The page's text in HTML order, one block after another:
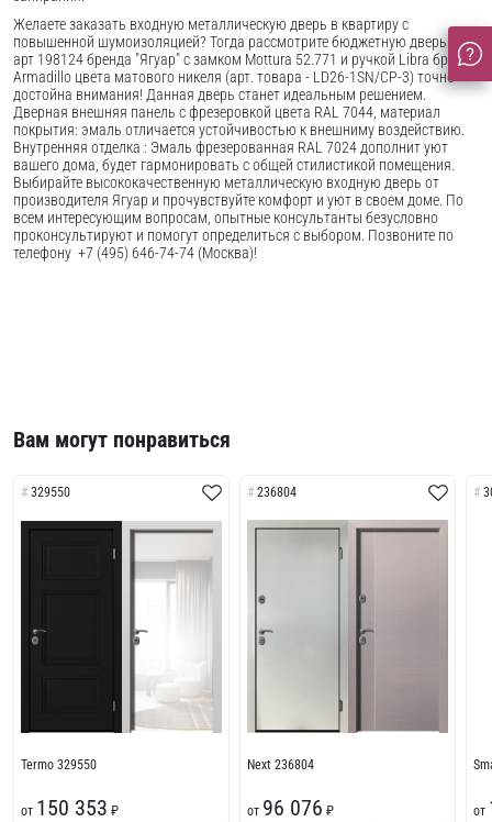
Желаете заказать входную металлическую дверь в квартиру с
повышенной шумоизоляцией? Тогда рассмотрите бюджетную дверь Next
арт 198124 бренда "Ягуар" с замком Mottura 52.771 и ручкой Libra бренда
Armadillo цвета матового никеля (арт. товара - LD26-1SN/CP-3) точно
достойна внимания! Данная дверь станет идеальным решением.
Дверная внешняя панель с фрезеровкой цвета RAL 7044, материал
покрытия: эмаль отличается устойчивостью к внешниму воздействию.
Внутренняя отделка : Эмаль фрезерованная RAL 7024 дополнит уют
вашего дома, будет гармонировать с общей стилистикой помещения.
Выбирайте высококачественную металлическую входную дверь от
производителя Ягуар и прочувствуйте комфорт и уют в своем доме. По
всем интересующим вопросам, опытные консультанты безусловно
проконсультируют и помогут определиться с выбором. Позвоните по
телефону +7 (495) 646-74-74 (Москва)!
Вам могут понравиться
329550
Termo 329550
от 150 353 ₽
236804
Next 236804
от 96 076 ₽ от